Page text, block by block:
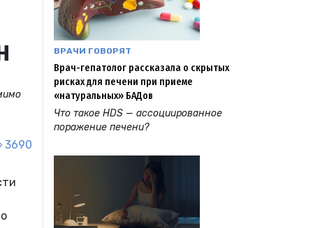
3690
ВРАЧИ ГОВОРЯТ
Врач-гепатолог рассказала о скрытых
рисках для печени при приеме
«натуральных» БАДов
Что такое HDS — ассоциированное
поражение печени?